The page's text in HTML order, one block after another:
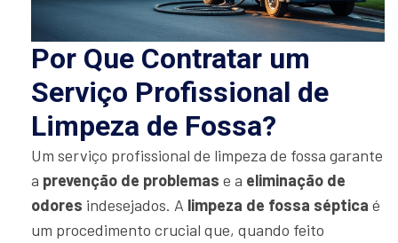
Por Que Contratar um
Serviço Profissional de
Limpeza de Fossa?
Um serviço profissional de limpeza de fossa garante
a prevenção de problemas e a eliminação de
odores indesejados. A limpeza de fossa séptica é
um procedimento crucial que, quando feito